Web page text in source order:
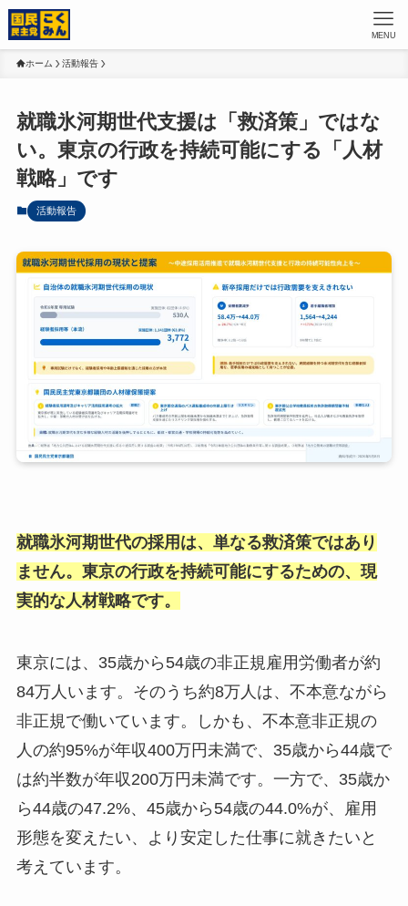
MENU
ホーム 活動報告
就職氷河期世代支援は「救済策」ではな
い。東京の行政を持続可能にする「人材
戦略」です
活動報告
就職氷河期世代の採用は、単なる救済策ではあり
ません。東京の行政を持続可能にするための、現
実的な人材戦略です。
東京には、35歳から54歳の非正規雇用労働者が約
84万人います。そのうち約8万人は、不本意ながら
非正規で働いています。しかも、不本意非正規の
人の約95%が年収400万円未満で、35歳から44歳で
は約半数が年収200万円未満です。一方で、35歳か
ら44歳の47.2%、45歳から54歳の44.0%が、雇用
形態を変えたい、より安定した仕事に就きたいと
考えています。